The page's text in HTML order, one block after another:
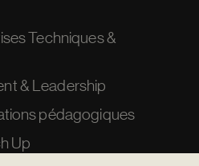
Techniques &
& Leadership
pédagogiques
Up